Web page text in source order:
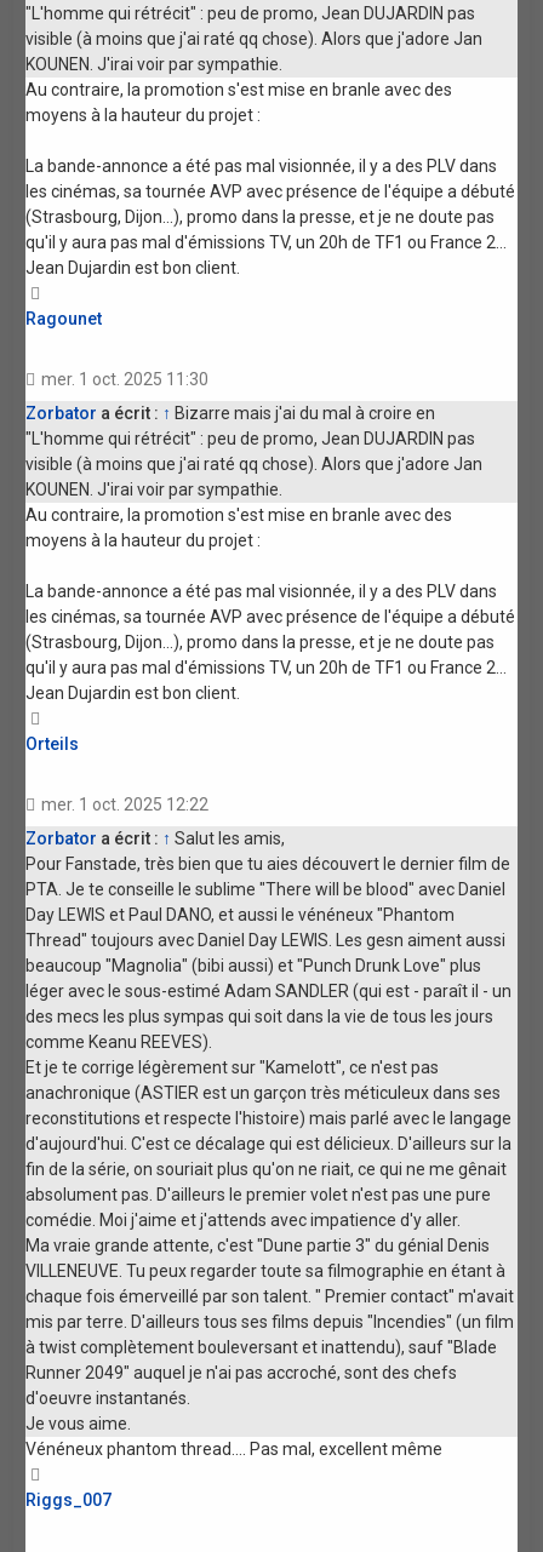
"L'homme qui rétrécit" : peu de promo, Jean DUJARDIN pas
visible (à moins que j'ai raté qq chose). Alors que j'adore Jan
KOUNEN. J'irai voir par sympathie.
Au contraire, la promotion s'est mise en branle avec des
moyens à la hauteur du projet :
La bande-annonce a été pas mal visionnée, il y a des PLV dans
les cinémas, sa tournée AVP avec présence de l'équipe a débuté
(Strasbourg, Dijon...), promo dans la presse, et je ne doute pas
qu'il y aura pas mal d'émissions TV, un 20h de TF1 ou France 2...
Jean Dujardin est bon client.
Ragounet
mer. 1 oct. 2025 11:30
Zorbator a écrit : ↑ Bizarre mais j'ai du mal à croire en
"L'homme qui rétrécit" : peu de promo, Jean DUJARDIN pas
visible (à moins que j'ai raté qq chose). Alors que j'adore Jan
KOUNEN. J'irai voir par sympathie.
Au contraire, la promotion s'est mise en branle avec des
moyens à la hauteur du projet :
La bande-annonce a été pas mal visionnée, il y a des PLV dans
les cinémas, sa tournée AVP avec présence de l'équipe a débuté
(Strasbourg, Dijon...), promo dans la presse, et je ne doute pas
qu'il y aura pas mal d'émissions TV, un 20h de TF1 ou France 2...
Jean Dujardin est bon client.
Orteils
mer. 1 oct. 2025 12:22
Zorbator a écrit : ↑ Salut les amis,
Pour Fanstade, très bien que tu aies découvert le dernier film de
PTA. Je te conseille le sublime "There will be blood" avec Daniel
Day LEWIS et Paul DANO, et aussi le vénéneux "Phantom
Thread" toujours avec Daniel Day LEWIS. Les gesn aiment aussi
beaucoup "Magnolia" (bibi aussi) et "Punch Drunk Love" plus
léger avec le sous-estimé Adam SANDLER (qui est - paraît il - un
des mecs les plus sympas qui soit dans la vie de tous les jours
comme Keanu REEVES).
Et je te corrige légèrement sur "Kamelott", ce n'est pas
anachronique (ASTIER est un garçon très méticuleux dans ses
reconstitutions et respecte l'histoire) mais parlé avec le langage
d'aujourd'hui. C'est ce décalage qui est délicieux. D'ailleurs sur la
fin de la série, on souriait plus qu'on ne riait, ce qui ne me gênait
absolument pas. D'ailleurs le premier volet n'est pas une pure
comédie. Moi j'aime et j'attends avec impatience d'y aller.
Ma vraie grande attente, c'est "Dune partie 3" du génial Denis
VILLENEUVE. Tu peux regarder toute sa filmographie en étant à
chaque fois émerveillé par son talent. " Premier contact" m'avait
mis par terre. D'ailleurs tous ses films depuis "Incendies" (un film
à twist complètement bouleversant et inattendu), sauf "Blade
Runner 2049" auquel je n'ai pas accroché, sont des chefs
d'oeuvre instantanés.
Je vous aime.
Vénéneux phantom thread.... Pas mal, excellent même
Riggs_007